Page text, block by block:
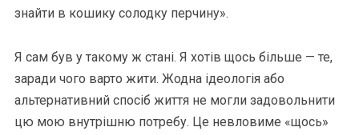
знайти в кошику солодку перчину».
Я сам був у такому ж стані. Я хотів щось більше — те,
заради чого варто жити. Жодна ідеологія або
альтернативний спосіб життя не могли задовольнити
цю мою внутрішню потребу. Це невловиме «щось»